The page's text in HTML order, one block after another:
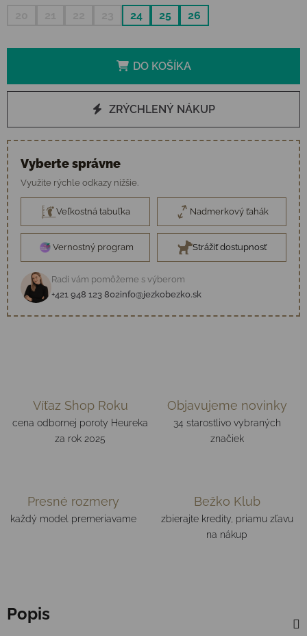
24 25 26
DO KOŠÍKA
ZRÝCHLENÝ NÁKUP
Vyberte správne
Využite rýchle odkazy nižšie.
Veľkostná tabuľka Nadmerkový ťahák
Vernostný program Strážiť dostupnosť
Radi vám pomôžeme s výberom
+421 948 123 802info@jezkobezko.sk
Víťaz Shop Roku
cena odbornej poroty Heureka
za rok 2025
Objavujeme novinky
34 starostlivo vybraných
značiek
Presné rozmery
každý model premeriavame
Bežko Klub
zbierajte kredity, priamu zľavu
na nákup
Popis